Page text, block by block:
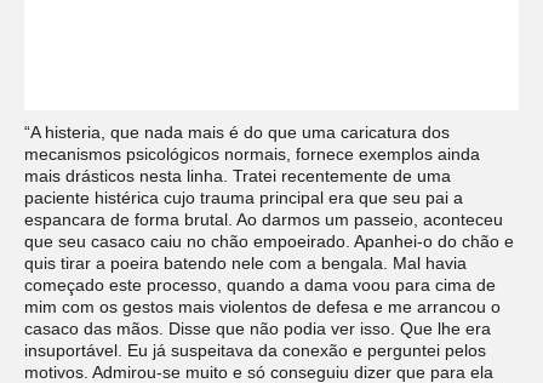
“A histeria, que nada mais é do que uma caricatura dos
mecanismos psicológicos normais, fornece exemplos ainda
mais drásticos nesta linha. Tratei recentemente de uma
paciente histérica cujo trauma principal era que seu pai a
espancara de forma brutal. Ao darmos um passeio, aconteceu
que seu casaco caiu no chão empoeirado. Apanhei-o do chão e
quis tirar a poeira batendo nele com a bengala. Mal havia
começado este processo, quando a dama voou para cima de
mim com os gestos mais violentos de defesa e me arrancou o
casaco das mãos. Disse que não podia ver isso. Que lhe era
insuportável. Eu já suspeitava da conexão e perguntei pelos
motivos. Admirou-se muito e só conseguiu dizer que para ela